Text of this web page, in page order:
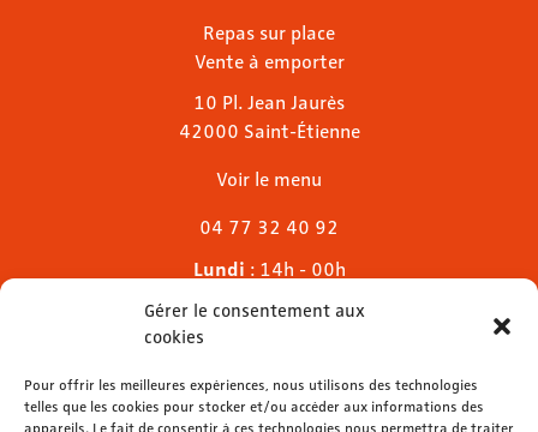
Gérer le consentement aux
cookies
Pour offrir les meilleures expériences, nous utilisons des technologies
telles que les cookies pour stocker et/ou accéder aux informations des
appareils. Le fait de consentir à ces technologies nous permettra de traiter
Repas sur place
Vente à emporter
10 Pl. Jean Jaurès
42000 Saint-Étienne
Voir le menu
04 77 32 40 92
Lundi : 14h - 00h
Mardi & mercredi
Jeudi
Dimanche: 11h - 00h